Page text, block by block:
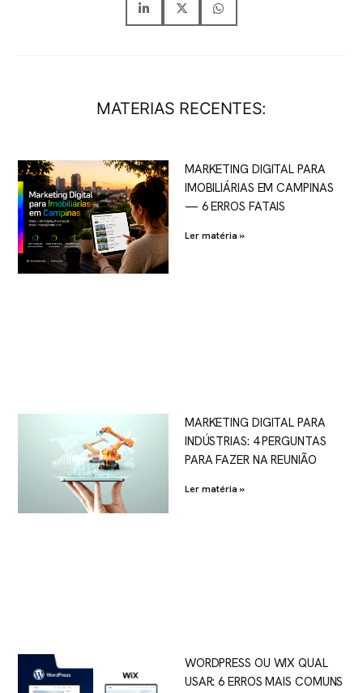
MATERIAS RECENTES:
MARKETING DIGITAL PARA
IMOBILIÁRIAS EM CAMPINAS
— 6 ERROS FATAIS
Ler matéria »
MARKETING DIGITAL PARA
INDÚSTRIAS: 4 PERGUNTAS
PARA FAZER NA REUNIÃO
Ler matéria »
WORDPRESS OU WIX QUAL
USAR: 6 ERROS MAIS COMUNS